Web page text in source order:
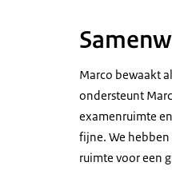
Marco bewaakt
ondersteunt
examenruimte
fijne. We hebben
ruimte voor een